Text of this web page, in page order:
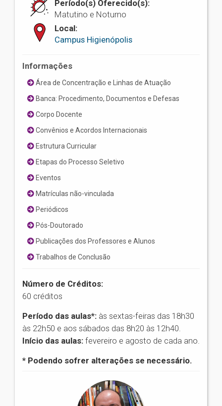
Período(s) Oferecido(s):
Matutino e Noturno
Local:
Campus Higienópolis
Informações
Área de Concentração e Linhas de Atuação
Banca: Procedimento, Documentos e Defesas
Corpo Docente
Convênios e Acordos Internacionais
Estrutura Curricular
Etapas do Processo Seletivo
Eventos
Matrículas não-vinculada
Periódicos
Pós-Doutorado
Publicações dos Professores e Alunos
Trabalhos de Conclusão
Número de Créditos:
60 créditos
Período das aulas*: às sextas-feiras das 18h30
às 22h50 e aos sábados das 8h20 às 12h40.
Início das aulas: fevereiro e agosto de cada ano.
* Podendo sofrer alterações se necessário.